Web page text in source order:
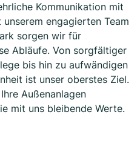
Kommunikation mit
engagierten Team
sorgen wir für
Abläufe. Von sorgfältiger
bis hin zu aufwändigen
ist unser oberstes Ziel.
Außenanlagen
mit uns bleibende Werte.